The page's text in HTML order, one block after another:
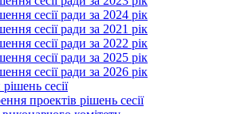
сесії ради за 2024 рік
сесії ради за 2021 рік
сесії ради за 2022 рік
сесії ради за 2025 рік
сесії ради за 2026 рік
сесії
проектів рішень сесії